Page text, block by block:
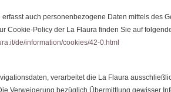
erfasst auch personenbezogene Daten mittels des
Cookie-Policy der La Flaura finden Sie auf
de/information/cookies/42-0.html
verarbeitet die La Flaura
Verweigerung bezüglich Übermittlung gewisser